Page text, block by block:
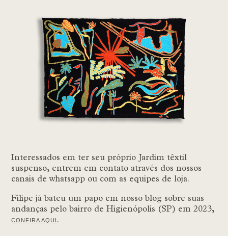
Interessados em ter seu próprio Jardim têxtil
suspenso, entrem em contato através dos nossos
canais de whatsapp ou com as equipes de loja.
Filipe já bateu um papo em nosso blog sobre suas
andanças pelo bairro de Higienópolis (SP) em 2023,
CONFIRA AQUI .